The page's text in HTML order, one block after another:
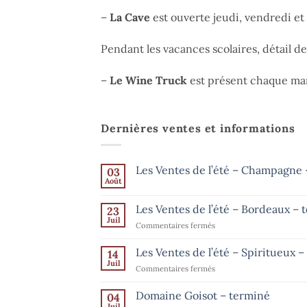
– La Cave est ouverte jeudi, vendredi et
Pendant les vacances scolaires, détail
– Le Wine Truck est présent chaque
Dernières ventes et informations
03
Août
Les Ventes de l’été – Champagne
Les
de
–
Champagne
–
jusqu’au
août
23
Juil
Les Ventes de l’été – Bordeaux –
Commentaires ferméssur
Ventes
de
l’été
Bordeaux
14
Juil
Les Ventes de l’été – Spiritueux
Commentaires ferméssur
Ventes
de
04 Domaine Goisot – terminé